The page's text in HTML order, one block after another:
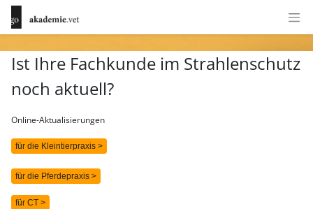
Ist Ihre Fachkunde im Strahlenschutz
noch aktuell?
Online-Aktualisierungen
für die Kleintierpraxis >
für die Pferdepraxis >
für CT >